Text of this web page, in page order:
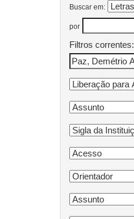
Buscar em:
por
Filtros correntes: